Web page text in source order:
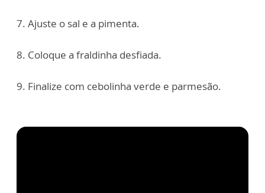
7. Ajuste o sal e a pimenta.
8. Coloque a fraldinha desfiada.
9. Finalize com cebolinha verde e parmesão.